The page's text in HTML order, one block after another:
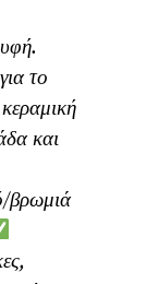
το
και
βρωμιά